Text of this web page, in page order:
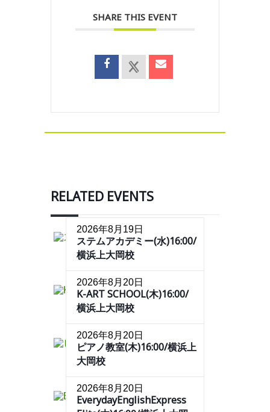
SHARE THIS EVENT
RELATED EVENTS
2026年8月19日
ステムアカデミー(水)16:00/
横浜上大岡校
2026年8月20日
K-ART SCHOOL(木)16:00/
横浜上大岡校
2026年8月20日
ピアノ教室(木)16:00/横浜上
大岡校
2026年8月20日
EverydayEnglishExpress